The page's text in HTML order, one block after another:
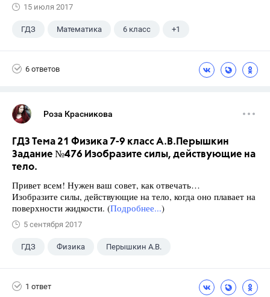
15 июля 2017
ГДЗ Математика 6 класс +1
6 ответов
Роза Красникова
ГДЗ Тема 21 Физика 7-9 класс А.В.Перышкин
Задание №476 Изобразите силы, действующие на
тело.
Привет всем! Нужен ваш совет, как отвечать…
Изобразите силы, действующие на тело, когда оно плавает на
поверхности жидкости. (Подробнее...)
5 сентября 2017
ГДЗ Физика Перышкин А.В.
1 ответ